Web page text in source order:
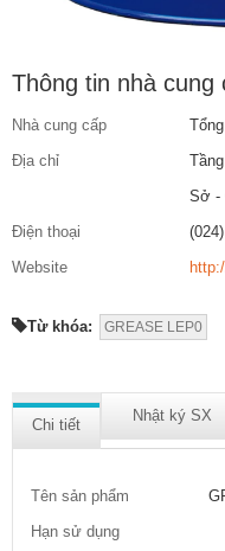
Thông tin nhà cung
Nhà cung cấp
Địa chỉ
Sở -
Điện thoại
Website
Từ khóa: GREASE LEP0
Chi tiết
Nhật ký SX
Tên sản phẩm
Hạn sử dụng